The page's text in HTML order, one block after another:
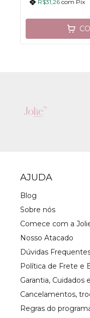
R$31,26 com Pix
AJUDA
Blog
Sobre nós
Comece com a
Nosso Atacado
Dúvidas
Política de Frete e
Garantia, Cuidados
Cancelamentos,
Regras do